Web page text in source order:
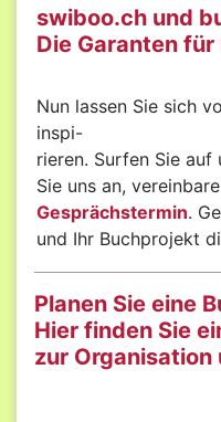
swiboo.ch und
Die Garanten
Nun lassen Sie sich
inspi-
rieren. Surfen Sie auf
Sie uns an,
Gesprächstermin.
und Ihr Buchprojekt
Planen Sie eine
Hier finden Sie
zur Organisation